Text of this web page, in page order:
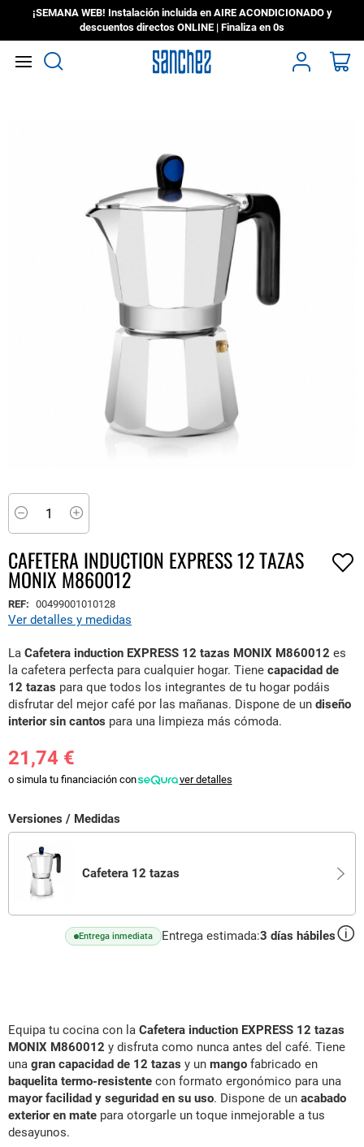
¡SEMANA WEB! Instalación incluida en AIRE ACONDICIONADO y
descuentos directos ONLINE | Finaliza en 0s
al
comienzo
de
galería
de
CAFETERA INDUCTION EXPRESS 12 TAZAS
MONIX M860012
Ver detalles y medidas
REF: 00499001010128
La Cafetera induction EXPRESS 12 tazas MONIX M860012 es
la cafetera perfecta para cualquier hogar. Tiene capacidad de
12 tazas para que todos los integrantes de tu hogar podáis
disfrutar del mejor café por las mañanas. Dispone de un diseño
interior sin cantos para una limpieza más cómoda.
21,74 €
o simula tu financiación con ver detalles
Minus
Versiones / Medidas
Cafetera 12 tazas
Entrega inmediata Entrega estimada:3 días hábiles
Equipa tu cocina con la Cafetera induction EXPRESS 12 tazas
MONIX M860012 y disfruta como nunca antes del café. Tiene
una gran capacidad de 12 tazas y un mango fabricado en
baquelita termo-resistente con formato ergonómico para una
mayor facilidad y seguridad en su uso. Dispone de un acabado
exterior en mate para otorgarle un toque inmejorable a tus
desayunos.